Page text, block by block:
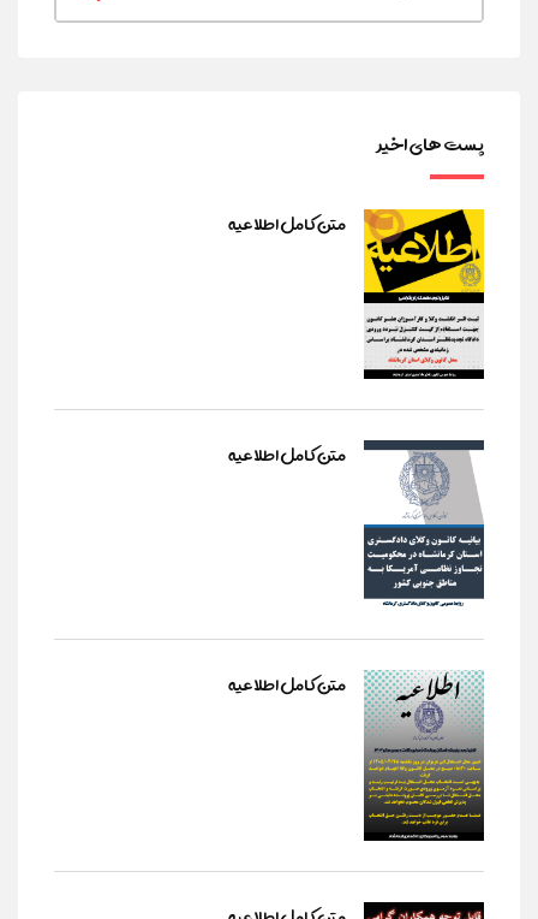
پست های اخیر
متن کامل اطلاعیه
متن کامل اطلاعیه
متن کامل اطلاعیه